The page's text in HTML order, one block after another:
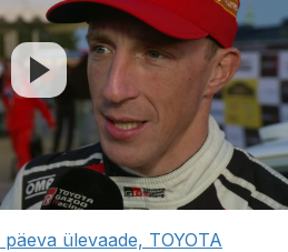
ülevaade, TOYOTA